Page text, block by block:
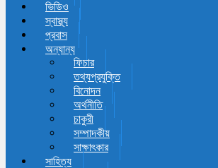
ভিডিও
স্বাস্থ্য
প্রবাস
অন্যান্য
ফিচার
তথ্যপ্রযুক্তি
বিনোদন
অর্থনীতি
চাকুরী
সম্পাদকীয়
সাক্ষাৎকার
সাহিত্য